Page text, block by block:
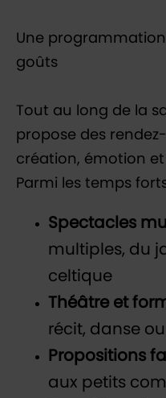
Une
goûts
Tout au long de la
propose des
création, émotion
Parmi les temps
Spectacles
multiples, du
celtique
Théâtre et
récit, danse
Propositions
aux petits